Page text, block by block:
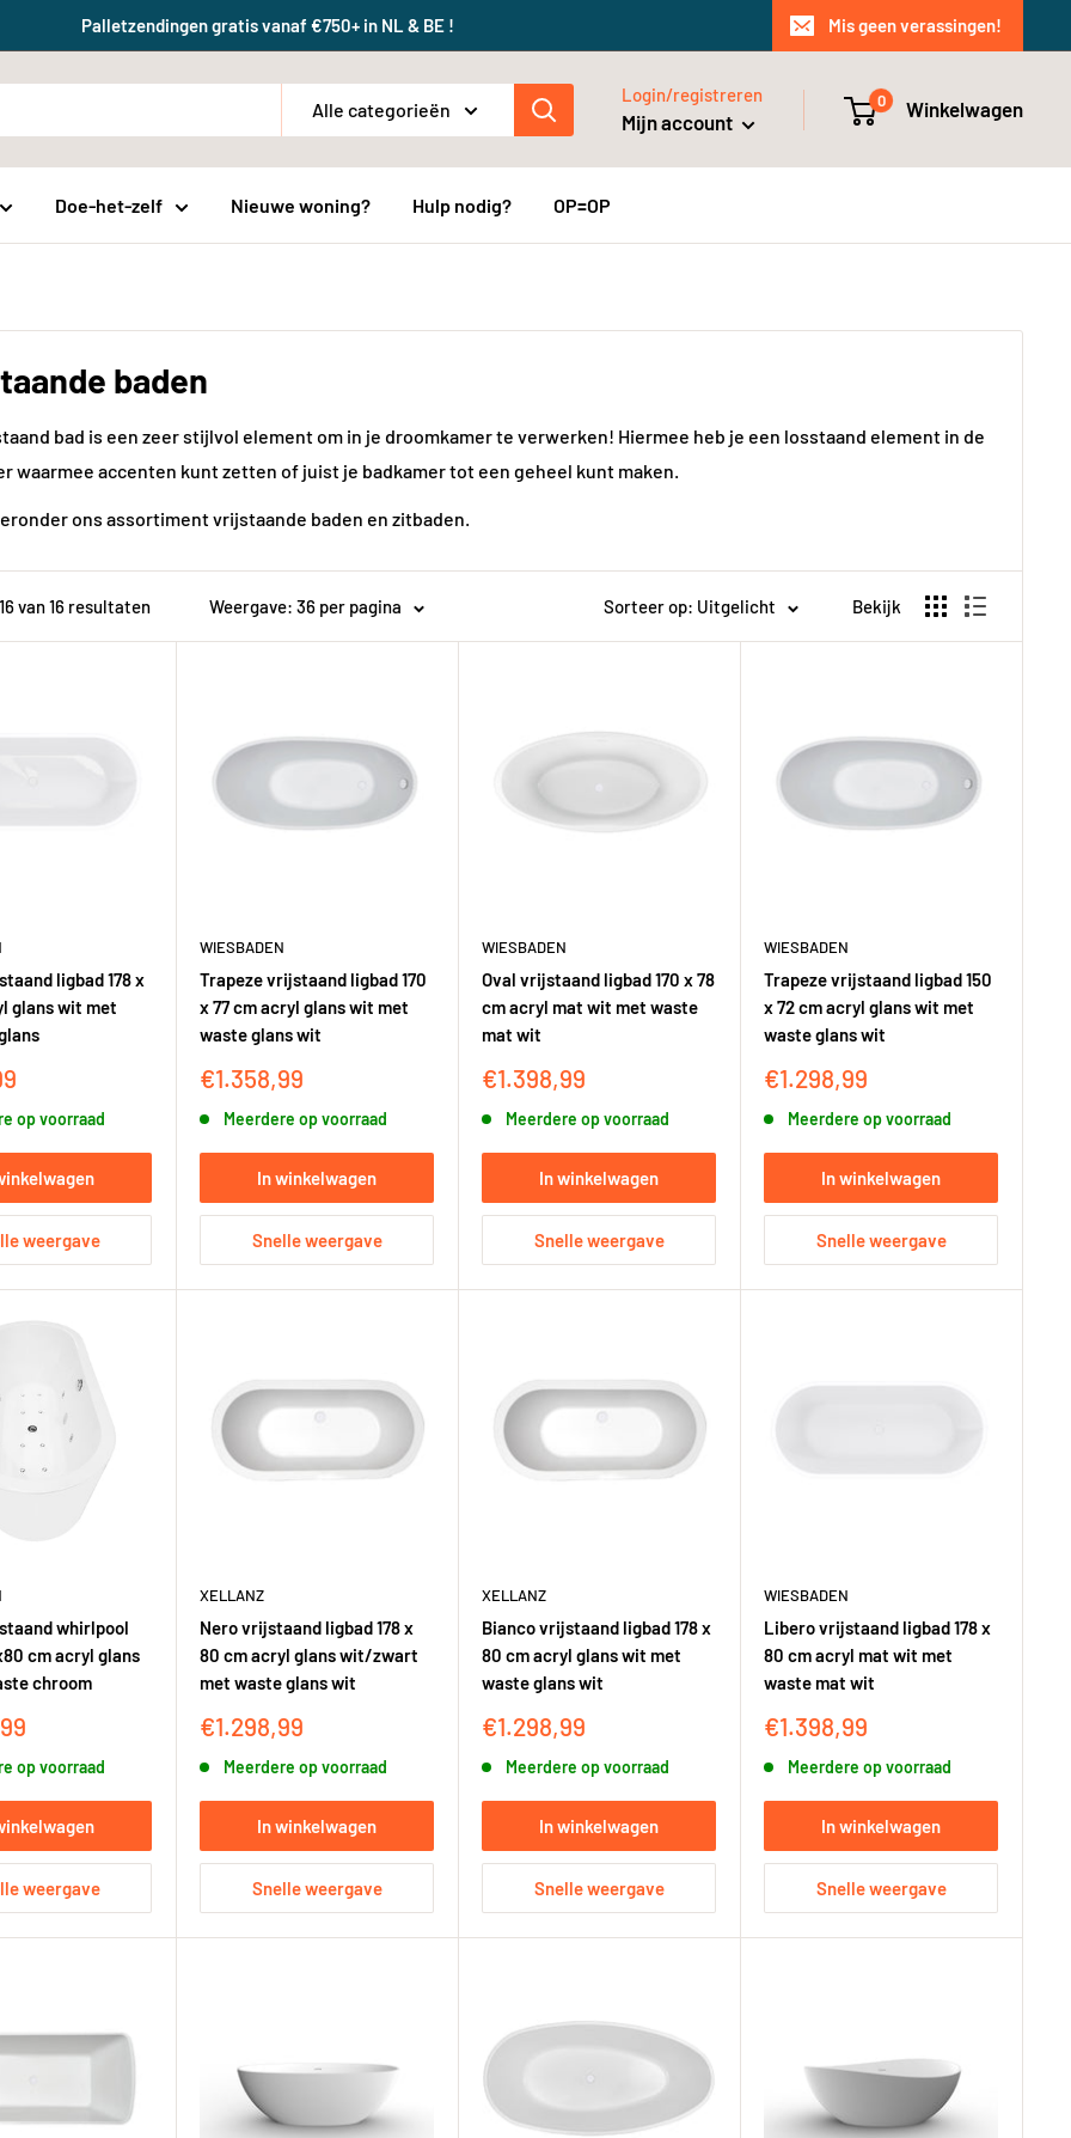
Palletzendingen gratis vanaf €750+ in NL & BE ! Mis geen verassingen!
Alle categorieën
Login/registreren
Mijn account
0 Winkelwagen
Doe-het-zelf Nieuwe woning? Hulp nodig? OP=OP
baden
bad is een zeer stijlvol element om in je droomkamer te verwerken! Hiermee heb je een losstaand element in de
waarmee accenten kunt zetten of juist je badkamer tot een geheel kunt maken.
ons assortiment vrijstaande baden en zitbaden.
van 16 resultaten Weergave: 36 per pagina Sorteer op: Uitgelicht Bekijk
ligbad 178 x
glans wit met
op voorraad
weergave
WIESBADEN
Trapeze vrijstaand ligbad 170
x 77 cm acryl glans wit met
waste glans wit
Kortingsprijs
€1.358,99
Meerdere op voorraad
In winkelwagen
Snelle weergave
WIESBADEN
Oval vrijstaand ligbad 170 x 78
cm acryl mat wit met waste
mat wit
Kortingsprijs
€1.398,99
Meerdere op voorraad
In winkelwagen
Snelle weergave
WIESBADEN
Trapeze vrijstaand ligbad 150
x 72 cm acryl glans wit met
waste glans wit
Kortingsprijs
€1.298,99
Meerdere op voorraad
In winkelwagen
Snelle weergave
whirlpool
cm acryl glans
chroom
op voorraad
weergave
XELLANZ
Nero vrijstaand ligbad 178 x
80 cm acryl glans wit/zwart
met waste glans wit
Kortingsprijs
€1.298,99
Meerdere op voorraad
In winkelwagen
Snelle weergave
XELLANZ
Bianco vrijstaand ligbad 178 x
80 cm acryl glans wit met
waste glans wit
Kortingsprijs
€1.298,99
Meerdere op voorraad
In winkelwagen
Snelle weergave
WIESBADEN
Libero vrijstaand ligbad 178 x
80 cm acryl mat wit met
waste mat wit
Kortingsprijs
€1.398,99
Meerdere op voorraad
In winkelwagen
Snelle weergave